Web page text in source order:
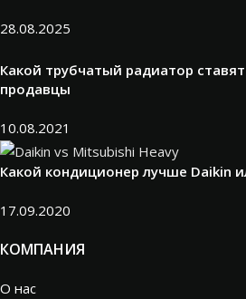
28.08.2025
Какой трубчатый радиатор
продавцы
10.08.2021
Какой кондиционер лучше Daikin
17.09.2020
КОМПАНИЯ
О нас